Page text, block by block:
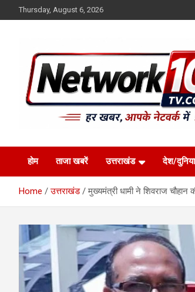
to
Thursday, August 6, 2026
Network10tv
होम ताजा खबरें उत्तराखंड देश/दुनिया
Home उत्तराखंड मुख्यमंत्री धामी ने शिवराज चौहान